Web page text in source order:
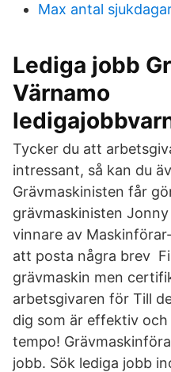
Max antal
Lediga jobb
Värnamo
Tycker du att
intressant, så kan du
Grävmaskinisten får
grävmaskinisten
vinnare av
att posta några brev
grävmaskin men
arbetsgivaren för Till
dig som är effektiv
tempo!
jobb. Sök lediga jobb